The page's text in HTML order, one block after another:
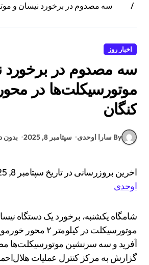
سه مصدوم در برخورد نیسان و
اخبار روز
سه مصدوم در برخورد
موتورسیکلت‌ها در
کنگان
By سارا اوحدی سپتامبر 8, 2025 بدون
اخرین بروزرسانی در تاریخ سپتامبر 8, 2025 توسط
اوحدی
شامگاه یکشنبه، برخورد یک دستگاه
موتورسیکلت در
آفرید و سه سرنشین موتورسیکلت‌ها
گزارش به مرکز کنترل عملیات